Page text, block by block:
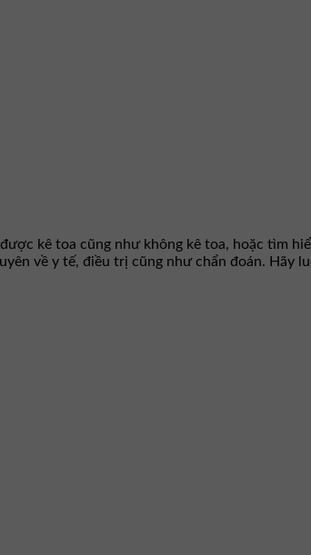
kê toa cũng như không kê toa, hoặc tìm
về y tế, điều trị cũng như chẩn đoán. Hãy